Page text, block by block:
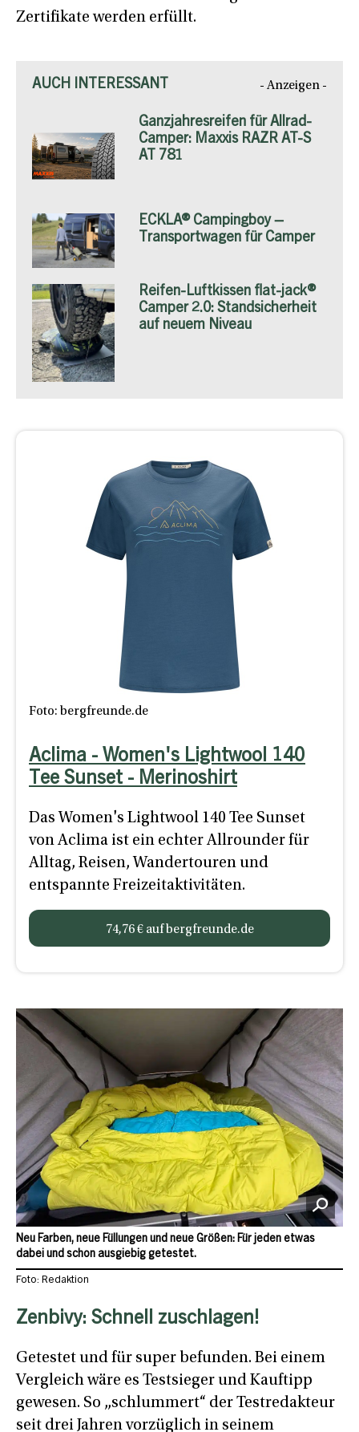
Zertifikate werden erfüllt.
AUCH INTERESSANT - Anzeigen -
Ganzjahresreifen für Allrad-
Camper: Maxxis RAZR AT-S
AT 781
ECKLA® Campingboy –
Transportwagen für Camper
Reifen-Luftkissen flat-jack®
Camper 2.0: Standsicherheit
auf neuem Niveau
Foto: bergfreunde.de
Aclima - Women's Lightwool 140
Tee Sunset - Merinoshirt
Das Women's Lightwool 140 Tee Sunset
von Aclima ist ein echter Allrounder für
Alltag, Reisen, Wandertouren und
entspannte Freizeitaktivitäten.
74,76 € auf bergfreunde.de
Zenbivy: Schnell zuschlagen!
Getestet und für super befunden. Bei einem
Vergleich wäre es Testsieger und Kauftipp
gewesen. So „schlummert“ der Testredakteur
seit drei Jahren vorzüglich in seinem
Neu Farben, neue Füllungen und neue Größen: Für jeden etwas
dabei und schon ausgiebig getestet.
Foto: Redaktion